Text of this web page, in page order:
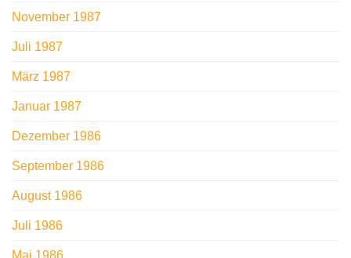
November 1987
Juli 1987
März 1987
Januar 1987
Dezember 1986
September 1986
August 1986
Juli 1986
Mai 1986